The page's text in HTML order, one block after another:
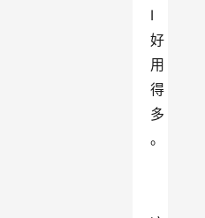
I
好
用
得
多
。